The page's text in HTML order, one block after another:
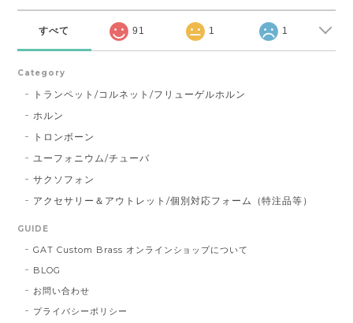
すべて 91 1 1
Category
トランペット/コルネット/フリューゲルホルン
ホルン
トロンボーン
ユーフォニウム/チューバ
サクソフォン
アクセサリー＆アウトレット/個別対応フォーム（特注品等）
GUIDE
GAT Custom Brass オンラインショップについて
BLOG
お問い合わせ
プライバシーポリシー